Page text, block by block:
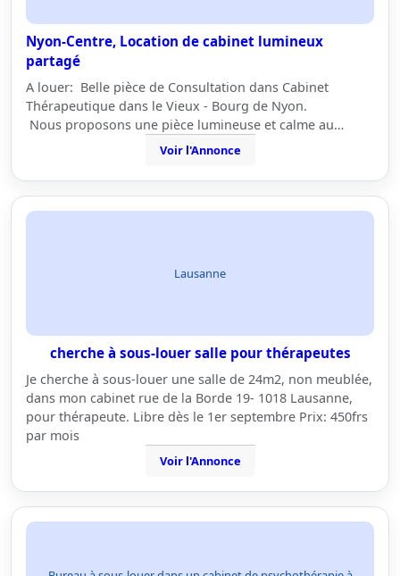
Nyon-Centre, Location de cabinet lumineux
partagé
A louer: Belle pièce de Consultation dans Cabinet
Thérapeutique dans le Vieux - Bourg de Nyon.
Nous proposons une pièce lumineuse et calme au…
Voir l'Annonce
Lausanne
cherche à sous-louer salle pour thérapeutes
Je cherche à sous-louer une salle de 24m2, non meublée,
dans mon cabinet rue de la Borde 19- 1018 Lausanne,
pour thérapeute. Libre dès le 1er septembre Prix: 450frs
par mois
Voir l'Annonce